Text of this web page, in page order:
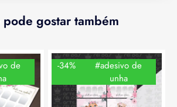
pode gostar também
de
-34%
#adesivo de
unha